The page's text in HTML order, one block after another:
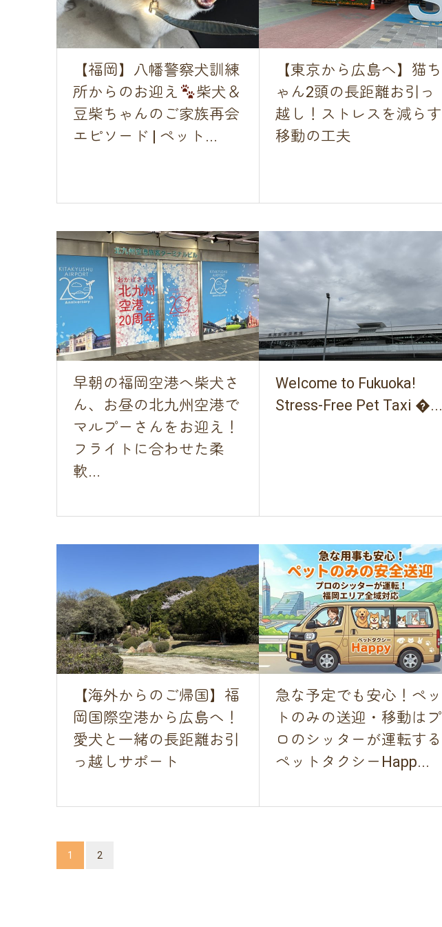
【福岡】八幡警察犬訓練
所からのお迎え
柴犬＆
豆柴ちゃんのご家族再会
エピソード | ペット...
【東京から広島へ】猫ち
ゃん2頭の長距離お引っ
越し！ストレスを減らす
移動の工夫
早朝の福岡空港へ柴犬さ
ん、お昼の北九州空港で
マルプーさんをお迎え！
フライトに合わせた柔
軟...
Welcome to Fukuoka!
Stress-Free Pet Taxi �...
【海外からのご帰国】福
岡国際空港から広島へ！
愛犬と一緒の長距離お引
っ越しサポート
急な予定でも安心！ペッ
トのみの送迎・移動はプ
ロのシッターが運転する
ペットタクシーHapp...
1 2